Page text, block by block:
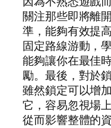
關注那些即將離
準，能夠有效提
固定路線游動，
能夠讓你在最佳
勵。最後，對於
雖然鎖定可以增
它，容易忽視場
從而影響整體的